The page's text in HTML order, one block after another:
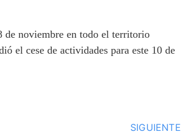
de noviembre en todo el territorio
el cese de actividades para este 10 de
SIGUIENTE